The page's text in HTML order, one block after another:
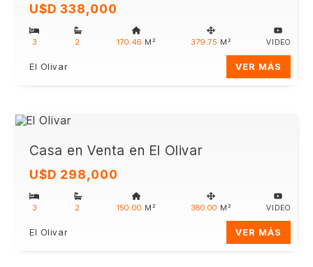
U$D 338,000
3 2 170.46 M² 379.75 M² VIDEO
El Olivar VER MÁS
Casa en Venta en El Olivar
U$D 298,000
3 2 150.00 M² 380.00 M² VIDEO
El Olivar VER MÁS